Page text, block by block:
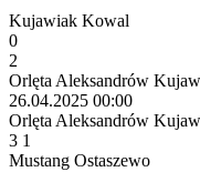
Kujawiak Kowal
0
2
Orlęta Aleksandrów
26.04.2025 00:00
Orlęta Aleksandrów
3 1
Mustang Ostaszewo